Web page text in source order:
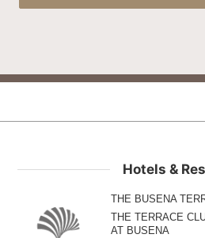
Hotels &
THE BUSENA
THE TERRACE
AT BUSENA